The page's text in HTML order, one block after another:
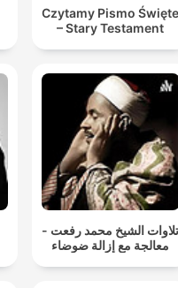
Czytamy Pismo Święte
– Stary Testament
تلاوات الشيخ محمد رفعت -
معالجة مع إزالة ضوضاء